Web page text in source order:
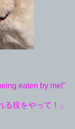
eaten by me!"
役をやって！」